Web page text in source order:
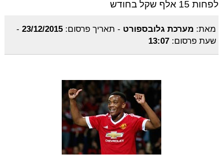
לפחות 15 אלף שקל בחודש
מאת: מערכת גלובספורט - תאריך פרסום: 23/12/2015
-
שעת פרסום: 13:07